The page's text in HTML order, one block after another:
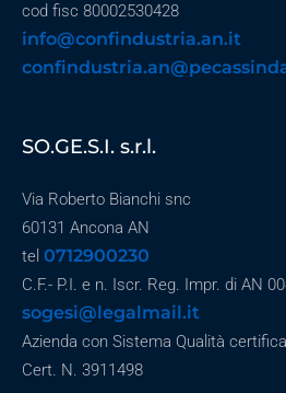
cod fisc 80002530428
info@confindustria.an.it
SO.GE.S.I. s.r.l.
Via Roberto Bianchi snc
60131 Ancona AN
tel 0712900230
C.F.- P.I. e n. Iscr. Reg. Impr. di AN
sogesi@legalmail.it
Azienda con Sistema Qualità
Cert. N. 3911498